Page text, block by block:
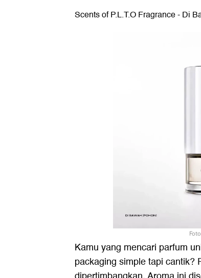
Scents of P.L.T.O Fragrance - Di
Kamu yang mencari parfum
packaging simple tapi cantik?